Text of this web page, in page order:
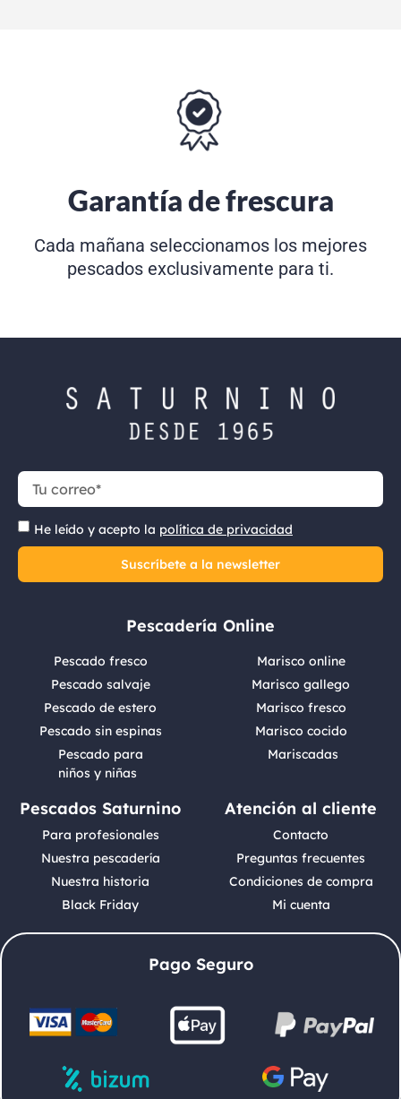
Garantía de frescura
Cada mañana seleccionamos los mejores
pescados exclusivamente para ti.
He leído y acepto la política de privacidad
Suscríbete a la newsletter
Pescadería Online
Pescado fresco
Pescado salvaje
Pescado de estero
Pescado sin espinas
Pescado para
niños y niñas
Marisco online
Marisco gallego
Marisco fresco
Marisco cocido
Mariscadas
Pescados Saturnino
Para profesionales
Nuestra pescadería
Nuestra historia
Black Friday
Atención al cliente
Contacto
Preguntas frecuentes
Condiciones de compra
Mi cuenta
Pago Seguro